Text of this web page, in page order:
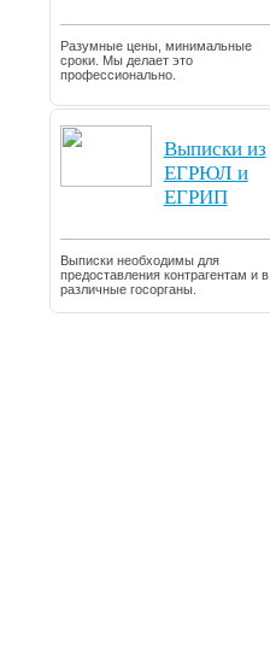
Разумные цены, минимальные
сроки. Мы делает это
профессионально.
Выписки из
ЕГРЮЛ и
ЕГРИП
Выписки необходимы для
предоставления контрагентам и в
различные госорганы.